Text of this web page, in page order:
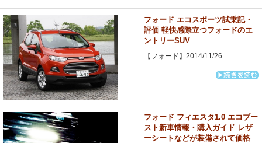
フォード エコスポーツ試乗記・
評価 軽快感際立つフォードのエ
ントリーSUV
【フォード】2014/11/26
フォード フィエスタ1.0 エコブー
スト新車情報・購入ガイド レザ
ーシートなどが装備されて価格